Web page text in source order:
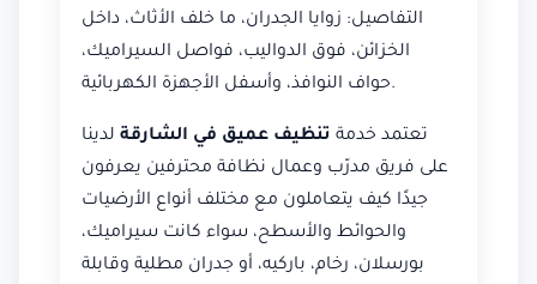
التفاصيل: زوايا الجدران، ما خلف الأثاث، داخل
الخزائن، فوق الدواليب، فواصل السيراميك،
حواف النوافذ، وأسفل الأجهزة الكهربائية.
تعتمد خدمة تنظيف عميق في الشارقة لدينا
على فريق مدرّب وعمال نظافة محترفين يعرفون
جيدًا كيف يتعاملون مع مختلف أنواع الأرضيات
والحوائط والأسطح، سواء كانت سيراميك،
بورسلان، رخام، باركيه، أو جدران مطلية وقابلة